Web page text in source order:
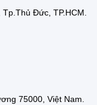
Đức, TP.HCM.
75000, Việt Nam.